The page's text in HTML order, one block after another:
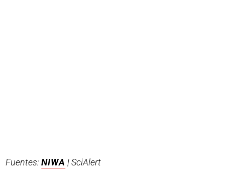
Fuentes:NIWA | SciAlert